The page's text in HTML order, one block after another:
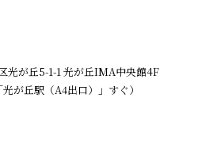
光が丘5-1-1 光が丘IMA中央館4F
が丘駅（A4出口）」すぐ）